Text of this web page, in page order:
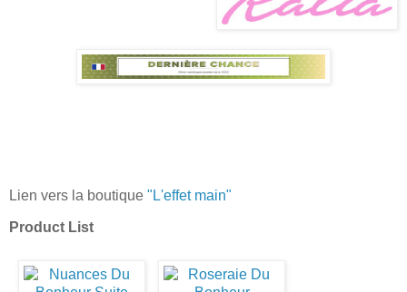
Lien vers la boutique "L'effet main"
Product List